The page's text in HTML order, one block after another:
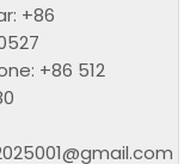
+86
+86 512